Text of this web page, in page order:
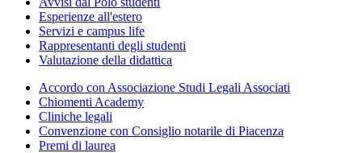
Esperienze all'estero
Servizi e campus life
Rappresentanti degli studenti
Valutazione della didattica
Accordo con Associazione Studi Legali Associati
Chiomenti Academy
Cliniche legali
Convenzione con Consiglio notarile di Piacenza
Premi di laurea